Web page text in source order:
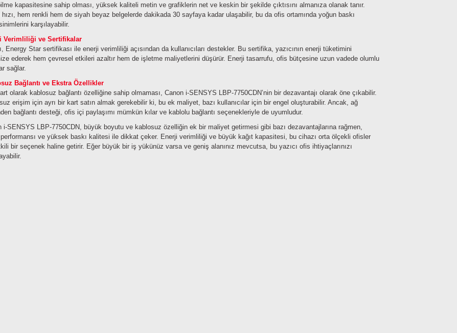
kapasitesine sahip olması, yüksek kaliteli metin ve grafiklerin net ve keskin bir şekilde çıktısını almanıza olanak tanır.
hızı, hem renkli hem de siyah beyaz belgelerde dakikada 30 sayfaya kadar ulaşabilir, bu da ofis ortamında yoğun baskı
karşılayabilir.
Verimliliği ve Sertifikalar
Energy Star sertifikası ile enerji verimliliği açısından da kullanıcıları destekler. Bu sertifika, yazıcının enerji tüketimini
ederek hem çevresel etkileri azaltır hem de işletme maliyetlerini düşürür. Enerji tasarrufu, ofis bütçesine uzun vadede olumlu
sağlar.
Bağlantı ve Ekstra Özellikler
olarak kablosuz bağlantı özelliğine sahip olmaması, Canon i-SENSYS LBP-7750CDN’nin bir dezavantajı olarak öne çıkabilir.
erişim için ayrı bir kart satın almak gerekebilir ki, bu ek maliyet, bazı kullanıcılar için bir engel oluşturabilir. Ancak, ağ
bağlantı desteği, ofis içi paylaşımı mümkün kılar ve kablolu bağlantı seçenekleriyle de uyumludur.
i-SENSYS LBP-7750CDN, büyük boyutu ve kablosuz özelliğin ek bir maliyet getirmesi gibi bazı dezavantajlarına rağmen,
ve yüksek baskı kalitesi ile dikkat çeker. Enerji verimliliği ve büyük kağıt kapasitesi, bu cihazı orta ölçekli ofisler
bir seçenek haline getirir. Eğer büyük bir iş yükünüz varsa ve geniş alanınız mevcutsa, bu yazıcı ofis ihtiyaçlarınızı